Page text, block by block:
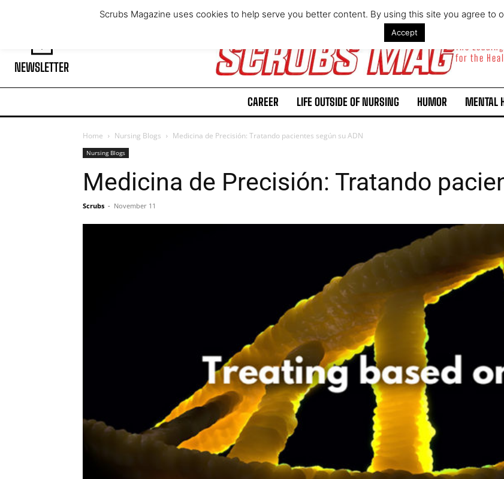
Wednesday, August 5, 2026
NEWSLETTER
The
for the
CAREER LIFE OUTSIDE OF NURSING HUMOR MENTAL
Home Nursing Blogs Medicina de Precisión: Tratando pacientes según su ADN
Nursing Blogs
Medicina de Precisión: Tratando
Scrubs - November 11
Scrubs Magazine uses cookies to help serve you better content. By using this site you agree to
Accept